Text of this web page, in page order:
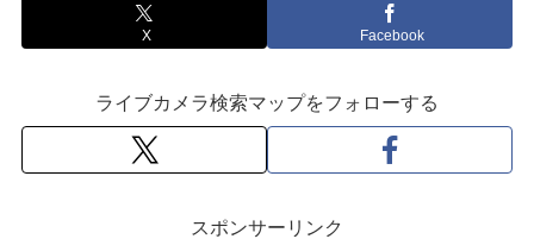
X Facebook
ライブカメラ検索マップをフォローする
スポンサーリンク